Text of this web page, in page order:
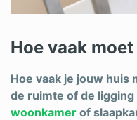
Hoe vaak
Hoe vaak je jouw huis
de ruimte of de
woonkamer of